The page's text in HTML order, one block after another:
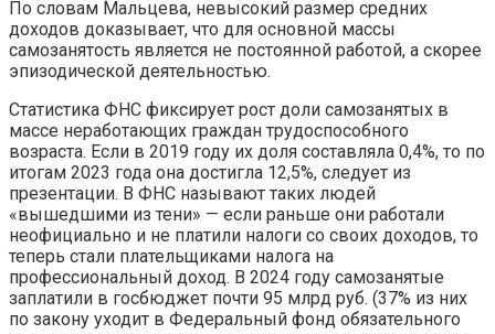
По словам Мальцева, невысокий размер средних
доходов доказывает, что для основной массы
самозанятость является не постоянной работой, а скорее
эпизодической деятельностью.
Статистика ФНС фиксирует рост доли самозанятых в
массе неработающих граждан трудоспособного
возраста. Если в 2019 году их доля составляла 0,4%, то по
итогам 2023 года она достигла 12,5%, следует из
презентации. В ФНС называют таких людей
«вышедшими из тени» — если раньше они работали
неофициально и не платили налоги со своих доходов, то
теперь стали плательщиками налога на
профессиональный доход. В 2024 году самозанятые
заплатили в госбюджет почти 95 млрд руб. (37% из них
по закону уходит в Федеральный фонд обязательного